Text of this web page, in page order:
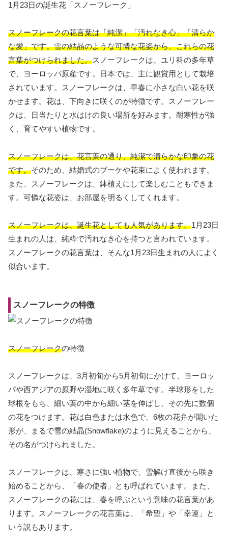
1月23日の誕生花「スノーフレーク」
スノーフレークの花言葉は「純潔」「汚れなき心」「清らか
な愛」です。雪の結晶のような可憐な花姿から、これらの花
言葉がつけられました。スノーフレークは、ユリ科の多年草
で、ヨーロッパ原産です。日本では、主に観賞用として栽培
されています。スノーフレークは、早春に小さな白い花を咲
かせます。花は、下向きに咲くのが特徴です。スノーフレー
クは、日当たりと水はけの良い場所を好みます。耐寒性が強
く、育てやすい植物です。
スノーフレークは、花言葉の通り、純潔で清らかな印象の花
です。そのため、結婚式のブーケや花束によく使われます。
また、スノーフレークは、鉢植えにして楽しむこともできま
す。可憐な花姿は、お部屋を明るくしてくれます。
スノーフレークは、誕生花としても人気があります。1月23日
生まれの人は、純粋で汚れなき心を持つと言われています。
スノーフレークの花言葉は、そんな1月23日生まれの人によく
似合います。
スノーフレークの特徴
スノーフレークの特徴
スノーフレークは、3月初旬から5月初旬にかけて、ヨーロッ
パや西アジアの原野や湿地に咲く多年草です。半球形をした
球根をもち、細い葉の中から細い茎を伸ばし、その先に数個
の花をつけます。花は白色または水色で、6枚の花弁が開いた
形が、まるで雪の結晶(Snowflake)のように見えることから、
その名がつけられました。
スノーフレークは、寒さに強い植物で、雪解け直後から咲き
始めることから、「春の使者」とも呼ばれています。また、
スノーフレークの花には、春を呼ぶという意味の花言葉があ
ります。スノーフレークの花言葉は、「希望」や「幸運」と
いう説もあります。